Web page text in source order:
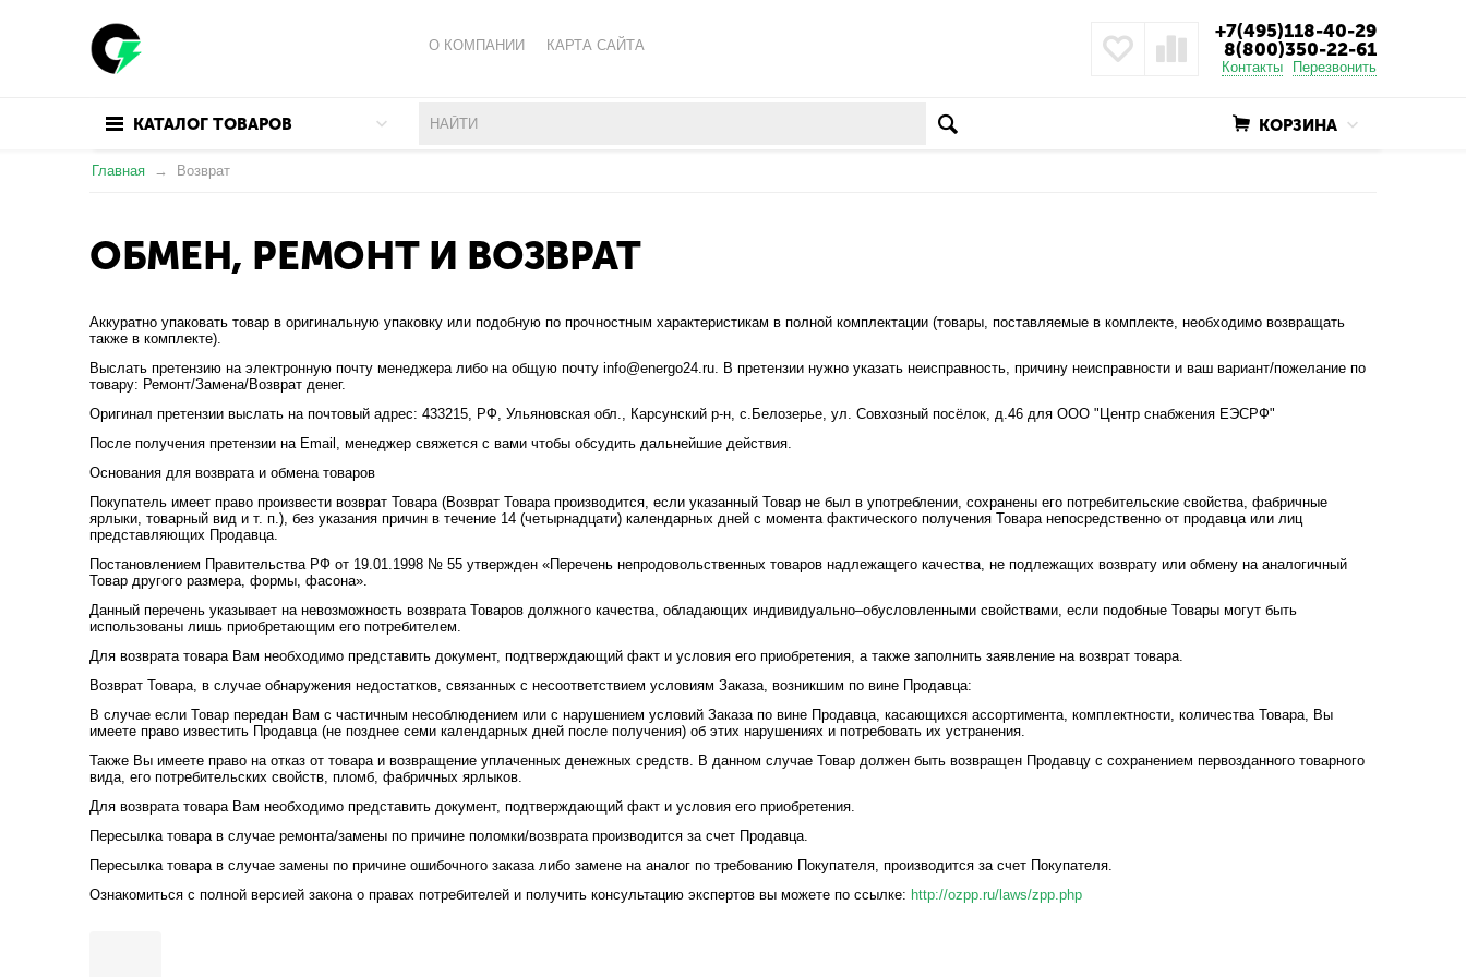
О КОМПАНИИ КАРТА САЙТА
+7(495)118-40-29
8(800)350-22-61
Контакты Перезвонить
КАТАЛОГ ТОВАРОВ КОРЗИНА
Главная Возврат
ОБМЕН, РЕМОНТ И ВОЗВРАТ
Аккуратно упаковать товар в оригинальную упаковку или подобную по прочностным характеристикам в полной комплектации (товары, поставляемые в комплекте, необходимо возвращать
также в комплекте).
Выслать претензию на электронную почту менеджера либо на общую почту info@energo24.ru. В претензии нужно указать неисправность, причину неисправности и ваш вариант/пожелание по
товару: Ремонт/Замена/Возврат денег.
Оригинал претензии выслать на почтовый адрес: 433215, РФ, Ульяновская обл., Карсунский р-н, с.Белозерье, ул. Совхозный посёлок, д.46 для ООО "Центр снабжения ЕЭСРФ"
После получения претензии на Email, менеджер свяжется с вами чтобы обсудить дальнейшие действия.
Основания для возврата и обмена товаров
Покупатель имеет право произвести возврат Товара (Возврат Товара производится, если указанный Товар не был в употреблении, сохранены его потребительские свойства, фабричные
ярлыки, товарный вид и т. п.), без указания причин в течение 14 (четырнадцати) календарных дней с момента фактического получения Товара непосредственно от продавца или лиц
представляющих Продавца.
Постановлением Правительства РФ от 19.01.1998 № 55 утвержден «Перечень непродовольственных товаров надлежащего качества, не подлежащих возврату или обмену на аналогичный
Товар другого размера, формы, фасона».
Данный перечень указывает на невозможность возврата Товаров должного качества, обладающих индивидуально–обусловленными свойствами, если подобные Товары могут быть
использованы лишь приобретающим его потребителем.
Для возврата товара Вам необходимо представить документ, подтверждающий факт и условия его приобретения, а также заполнить заявление на возврат товара.
Возврат Товара, в случае обнаружения недостатков, связанных с несоответствием условиям Заказа, возникшим по вине Продавца:
В случае если Товар передан Вам с частичным несоблюдением или с нарушением условий Заказа по вине Продавца, касающихся ассортимента, комплектности, количества Товара, Вы
имеете право известить Продавца (не позднее семи календарных дней после получения) об этих нарушениях и потребовать их устранения.
Также Вы имеете право на отказ от товара и возвращение уплаченных денежных средств. В данном случае Товар должен быть возвращен Продавцу с сохранением первозданного товарного
вида, его потребительских свойств, пломб, фабричных ярлыков.
Для возврата товара Вам необходимо представить документ, подтверждающий факт и условия его приобретения.
Пересылка товара в случае ремонта/замены по причине поломки/возврата производится за счет Продавца.
Пересылка товара в случае замены по причине ошибочного заказа либо замене на аналог по требованию Покупателя, производится за счет Покупателя.
Ознакомиться с полной версией закона о правах потребителей и получить консультацию экспертов вы можете по ссылке: http://ozpp.ru/laws/zpp.php